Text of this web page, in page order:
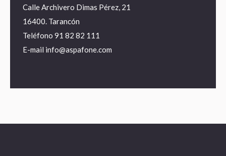
Calle Archivero Dimas Pérez, 21
16400. Tarancón
Teléfono 91 82 82 111
E-mail info@aspafone.com